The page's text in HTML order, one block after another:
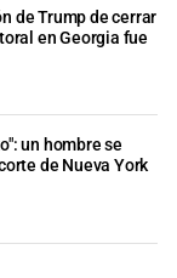
de Trump de cerrar
en Georgia fue
un hombre se
de Nueva York